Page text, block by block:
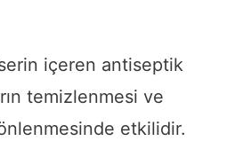
içeren antiseptik
temizlenmesi ve
etkilidir.